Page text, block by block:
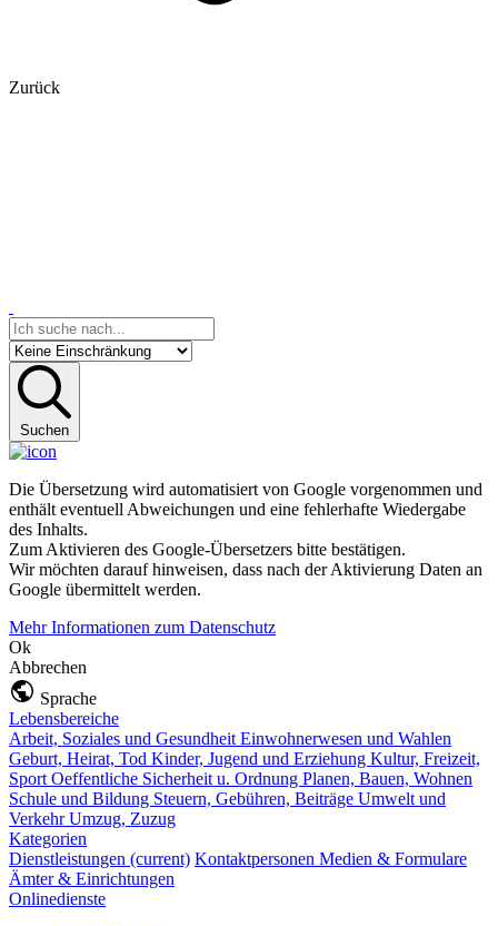
Zurück
Suchen
Die Übersetzung wird automatisiert von Google vorgenommen und
enthält eventuell Abweichungen und eine fehlerhafte Wiedergabe
des Inhalts.
Zum Aktivieren des Google-Übersetzers bitte bestätigen.
Wir möchten darauf hinweisen, dass nach der Aktivierung Daten an
Google übermittelt werden.
Mehr Informationen zum Datenschutz
Ok
Abbrechen
Sprache
Lebensbereiche
Arbeit, Soziales und Gesundheit Einwohnerwesen und Wahlen
Geburt, Heirat, Tod Kinder, Jugend und Erziehung Kultur, Freizeit,
Sport Oeffentliche Sicherheit u. Ordnung Planen, Bauen, Wohnen
Schule und Bildung Steuern, Gebühren, Beiträge Umwelt und
VerkehrUmzug, Zuzug
Kategorien
Dienstleistungen (current) Kontaktpersonen Medien & Formulare
Ämter & Einrichtungen
Onlinedienste